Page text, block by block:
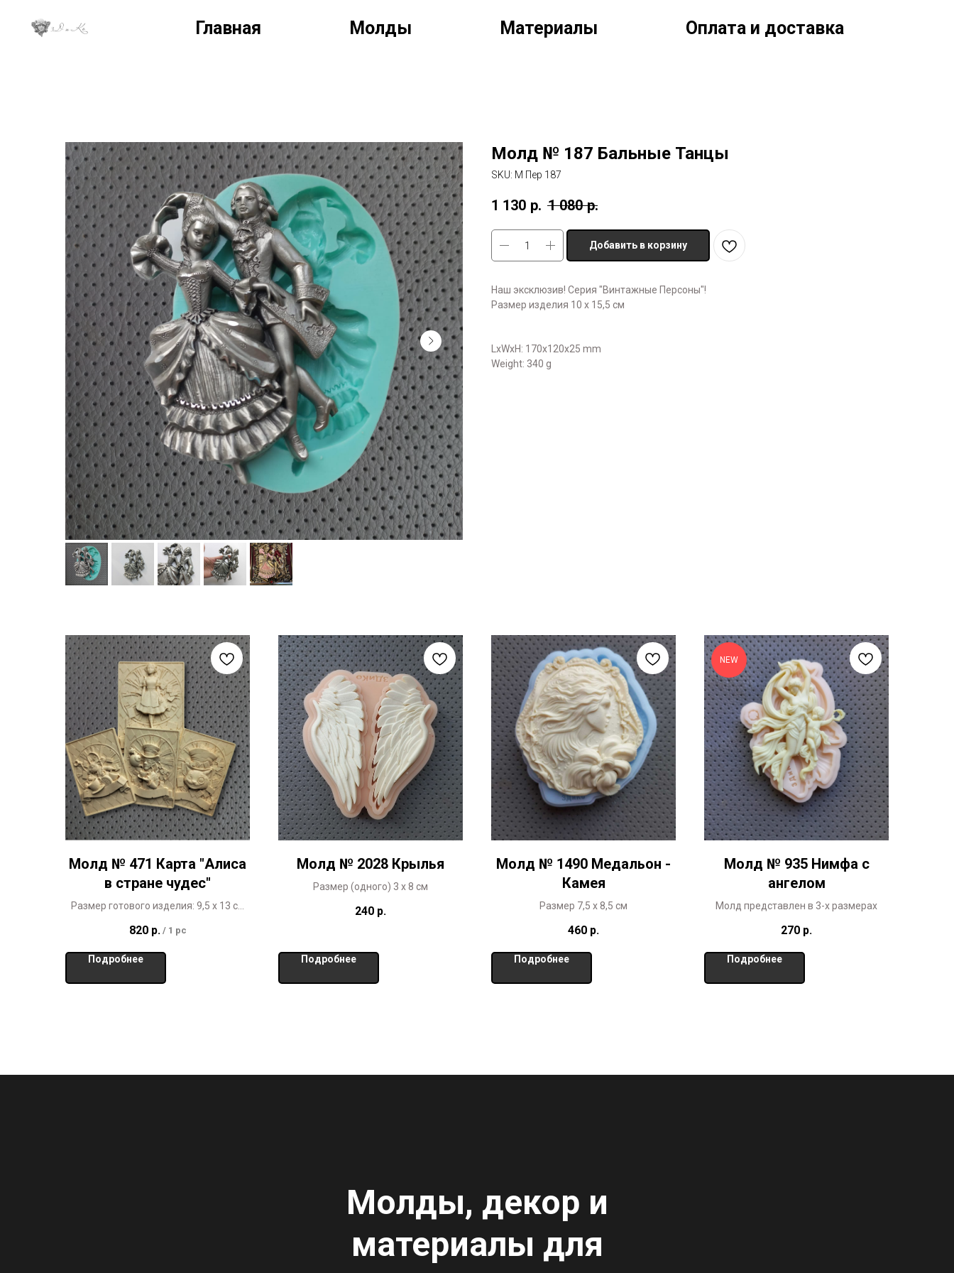
Главная Молды Материалы Оплата и доставка
Молд № 187 Бальные Танцы
SKU: М Пер 187
1 130 р. 1 080 р.
Добавить в корзину
Наш эксклюзив! Серия "Винтажные Персоны"!
Размер изделия 10 х 15,5 см
LxWxH: 170x120x25 mm
Weight: 340 g
Молд № 471 Карта "Алиса
в стране чудес"
Размер готового изделия: 9,5 х 13 см
чудес"
820 р. / 1 pc
Подробнее
Молд № 2028 Крылья
Размер (одного) 3 х 8 см
240 р.
Подробнее
Молд № 1490 Медальон -
Камея
Размер 7,5 х 8,5 см
460 р.
Подробнее
NEW
Молд № 935 Нимфа с
ангелом
Молд представлен в 3-х размерах
270 р.
Подробнее
Молды, декор и
материалы для